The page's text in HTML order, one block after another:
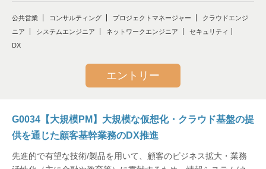
公共営業 コンサルティング プロジェクトマネージャー
クラウドエンジ
ニア
システムエンジニア ネットワークエンジニア
セキュリティ
DX
エントリー
G0034【大規模PM】大規模な仮想化・クラウド基盤の提
供を通じた顧客基幹業務のDX推進
先進的で有望な技術/製品を用いて、顧客のビジネス拡大・業務